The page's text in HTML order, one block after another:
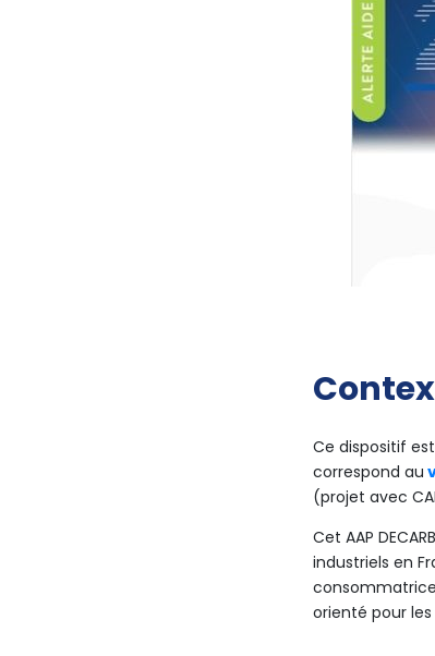
Ce dispositif
correspond au
(projet avec
Cet AAP
industriels en
orienté pour les